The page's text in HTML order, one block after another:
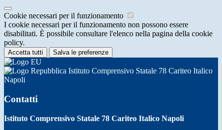
Cookie necessari per il funzionamento
I cookie necessari per il funzionamento non possono essere
disabilitati. È possibile consultare l'elenco nella pagina della cookie
policy.
Accetta tutti Salva le preferenze
Istituto Comprensivo Statale 78 Cariteo Italico
Napoli
Contatti
Istituto Comprensivo Statale 78 Cariteo Italico Napoli